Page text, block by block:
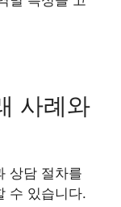
사례와
상담 절차를
수 있습니다.